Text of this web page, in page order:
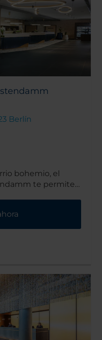
Berlín
bohemio, el
te permite
Las
Uhlandstraße y